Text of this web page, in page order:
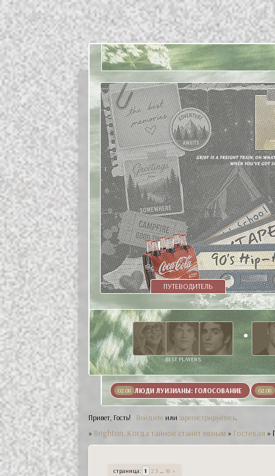
ПУТЕВОДИТЕЛЬ
BEST PLAYERS
02.08 ЛЮДИ ЛУИЗИАНЫ: ГОЛОСОВАНИЕ 02.08
Привет, Гость! Войдите или зарегистрируйтесь.
» Brighton. Когда тайное станет явным » Гостевая »
страница: 1 2 3 … 16 »